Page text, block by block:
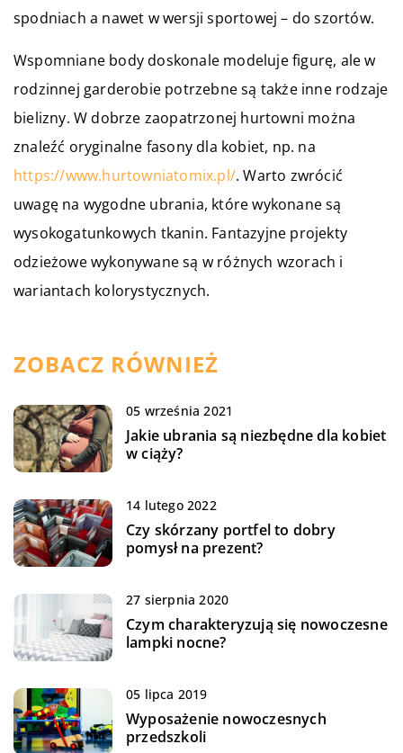
spodniach a nawet w wersji sportowej – do szortów.
Wspomniane body doskonale modeluje figurę, ale w
rodzinnej garderobie potrzebne są także inne rodzaje
bielizny. W dobrze zaopatrzonej hurtowni można
znaleźć oryginalne fasony dla kobiet, np. na
https://www.hurtowniatomix.pl/. Warto zwrócić
uwagę na wygodne ubrania, które wykonane są
wysokogatunkowych tkanin. Fantazyjne projekty
odzieżowe wykonywane są w różnych wzorach i
wariantach kolorystycznych.
ZOBACZ RÓWNIEŻ
05 września 2021
Jakie ubrania są niezbędne dla kobiet
w ciąży?
14 lutego 2022
Czy skórzany portfel to dobry
pomysł na prezent?
27 sierpnia 2020
Czym charakteryzują się nowoczesne
lampki nocne?
05 lipca 2019
Wyposażenie nowoczesnych
przedszkoli